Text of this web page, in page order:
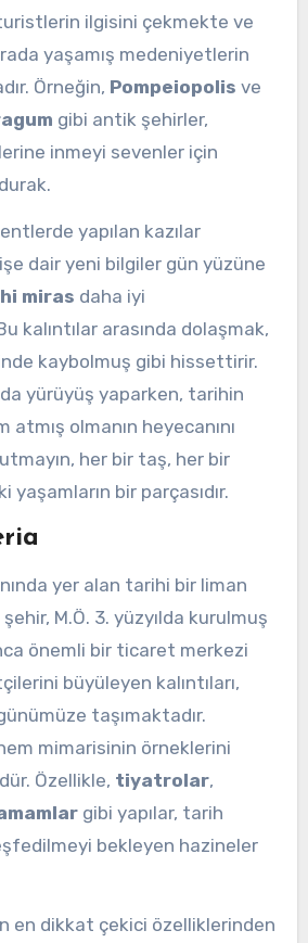
ilgisini çekmekte ve
yaşamış medeniyetlerin
Örneğin, Pompeiopolis ve
gibi antik şehirler,
inmeyi sevenler için
yapılan kazılar
dair yeni bilgiler gün yüzüne
miras daha iyi
kalıntılar arasında dolaşmak,
kaybolmuş gibi hissettirir.
yürüyüş yaparken, tarihin
atmış olmanın heyecanını
her bir taş, her bir
yaşamların bir parçasıdır.
yer alan tarihi bir liman
M.Ö. 3. yüzyılda kurulmuş
önemli bir ticaret merkezi
büyüleyen kalıntıları,
taşımaktadır.
mimarisinin örneklerini
Özellikle, tiyatrolar,
gibi yapılar, tarih
bekleyen hazineler
en dikkat çekici özelliklerinden